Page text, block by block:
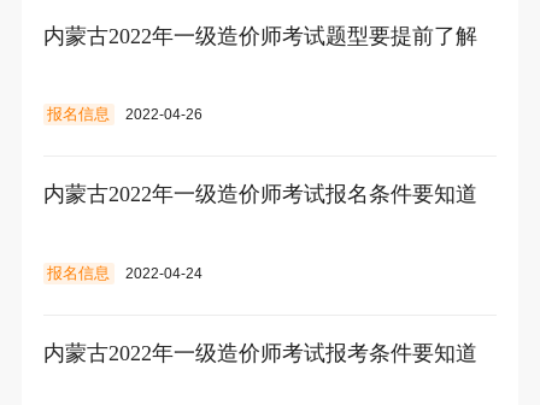
内蒙古2022年一级造价师考试题型要提前了解
报名信息 2022-04-26
内蒙古2022年一级造价师考试报名条件要知道
报名信息 2022-04-24
内蒙古2022年一级造价师考试报考条件要知道